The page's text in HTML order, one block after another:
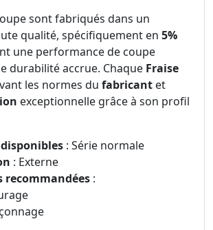
sont fabriqués dans un
qualité, spécifiquement en 5%
une performance de coupe
durabilité accrue. Chaque Fraise
les normes du fabricant et
exceptionnelle grâce à son profil
: Série normale
: Externe
: